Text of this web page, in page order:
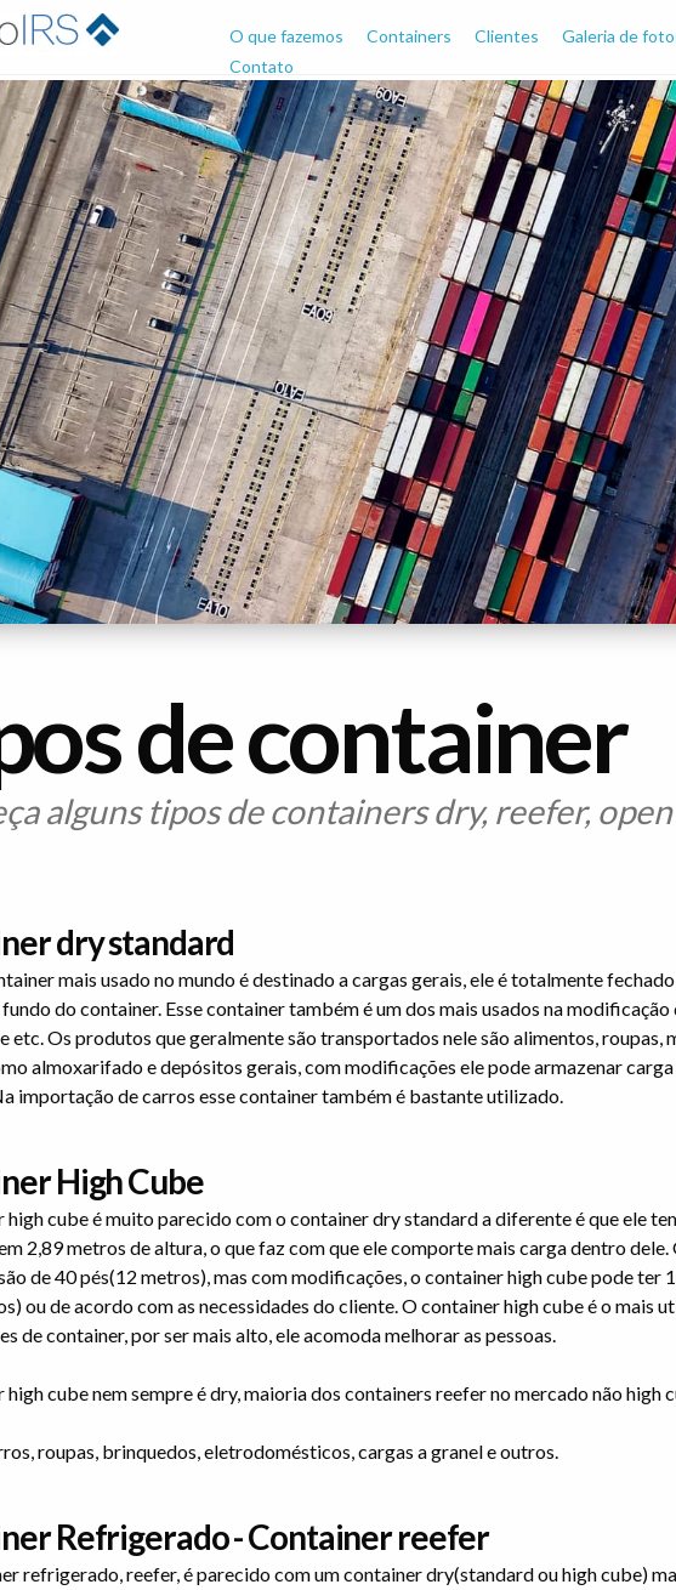
O que fazemos Containers Clientes
Galeria de
Contato
de container
alguns tipos de containers dry, reefer,
dry standard
mais usado no mundo é destinado a cargas gerais, ele é totalmente
do container. Esse container também é um dos mais usados na
etc. Os produtos que geralmente são transportados nele são alimentos, roupas,
almoxarifado e depósitos gerais, com modificações ele pode armazenar
importação de carros esse container também é bastante utilizado.
High Cube
high cube é muito parecido com o container dry standard a diferente é que ele
2,89 metros de altura, o que faz com que ele comporte mais carga dentro dele.
de 40 pés(12 metros), mas com modificações, o container high cube pode ter
ou de acordo com as necessidades do cliente. O container high cube é o mais
de container, por ser mais alto, ele acomoda melhorar as pessoas.
high cube nem sempre é dry, maioria dos containers reefer no mercado não high
roupas, brinquedos, eletrodomésticos, cargas a granel e outros.
Refrigerado - Container reefer
refrigerado, reefer, é parecido com um container dry(standard ou high cube)